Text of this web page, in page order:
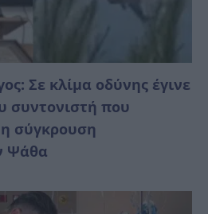
Σε κλίμα οδύνης έγινε
συντονιστή που
σύγκρουση
Ψάθα